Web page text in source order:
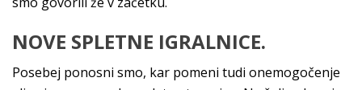
NOVE SPLETNE IGRALNICE.
Posebej ponosni smo, kar pomeni tudi onemogočenje